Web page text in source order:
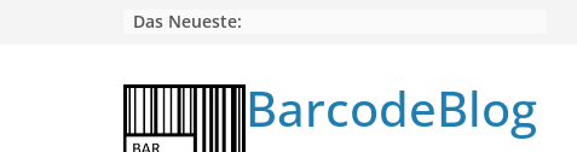
Das Neueste:
BarcodeBlog